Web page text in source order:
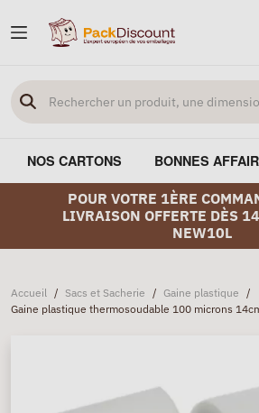
NOS CARTONS BONNES
POUR VOTRE 1ÈRE
LIVRAISON OFFERTE DÈS
NEW10L
Accueil / Sacs et Sacherie / Gaine plastique /
Gaine plastique thermosoudable 100 microns